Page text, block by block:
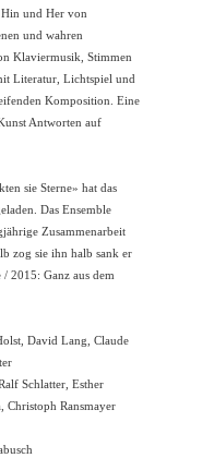
Hin und Her von
und wahren
Klaviermusik, Stimmen
Literatur, Lichtspiel und
Komposition. Eine
Antworten auf
sie Sterne» hat das
Das Ensemble
Zusammenarbeit
zog sie ihn halb sank er
2015: Ganz aus dem
David Lang, Claude
Schlatter, Esther
Christoph Ransmayer